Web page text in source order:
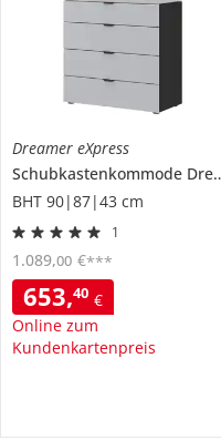
Dreamer eXpress
Schubkastenkommode Dreamer
BHT 90|87|43 cm
1
653,40 €
Online zum
Kundenkartenpreis
1.089,00 €***